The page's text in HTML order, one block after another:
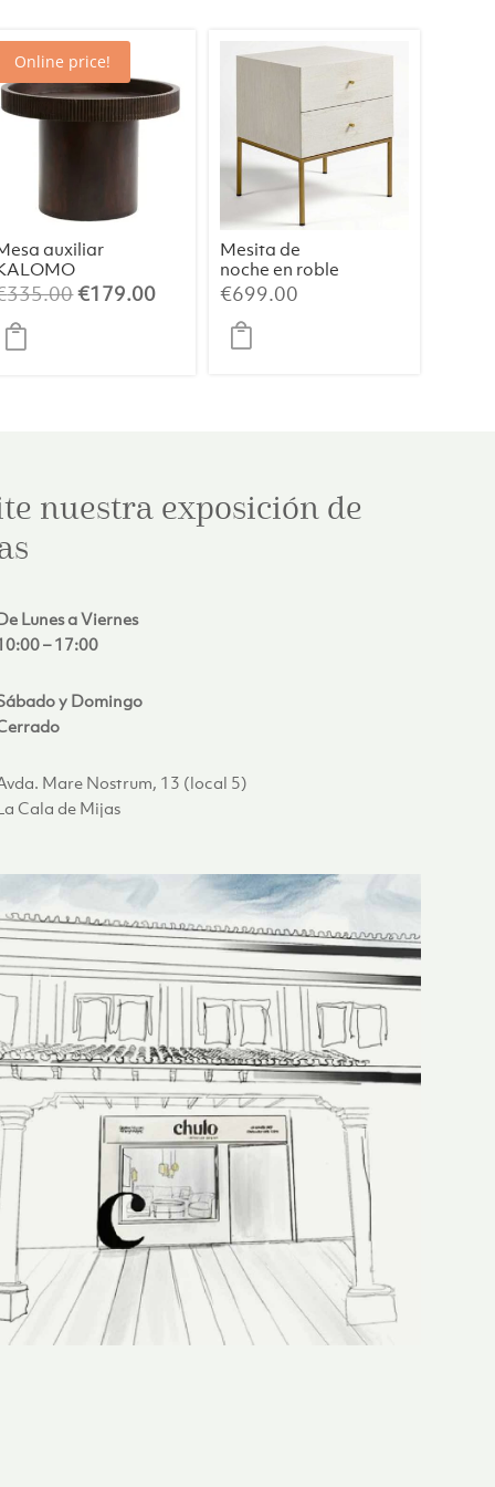
Online price!
auxiliar
roble S
335.00El
€179.00El
Mesita de
noche en roble
blanco grisáceo
patinado con
patas metálicas
en dorado
€699.00
nuestra exposición de
Lunes a Viernes
– 17:00
y Domingo
Mare Nostrum, 13 (local 5)
Cala de Mijas